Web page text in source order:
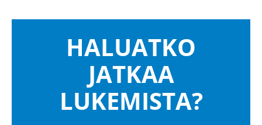
HALUATKO
JATKAA
LUKEMISTA?